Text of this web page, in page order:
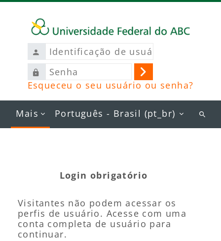
Ir para o conteúdo principal
Identificação
de
usuário
Senha
Acessar
Esqueceu o seu usuário ou senha?
Mais Português - Brasil ‎(pt_br)‎
Login obrigatório
Visitantes não podem acessar os
perfis de usuário. Acesse com uma
conta completa de usuário para
continuar.